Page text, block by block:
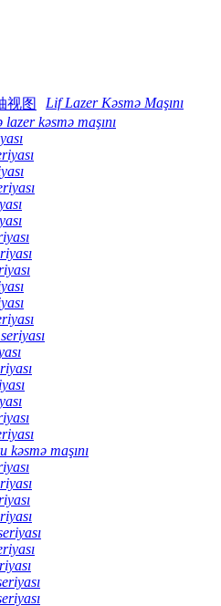
Lif Lazer Kəsmə Maşını
kəsmə maşını
kəsmə maşını